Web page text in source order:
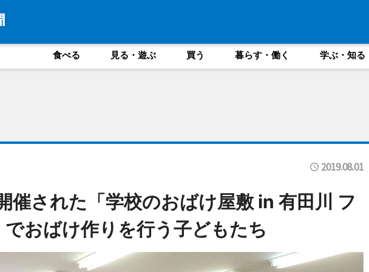
食べる 見る・遊ぶ 買う 暮らす・働く 学ぶ・知る
2019.08.01
催された「学校のおばけ屋敷 in 有田川 フ
でおばけ作りを行う子どもたち